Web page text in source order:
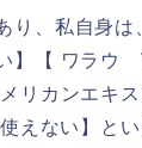
り、私自身
】【 ワラウ
リカンエキ
ない】とい